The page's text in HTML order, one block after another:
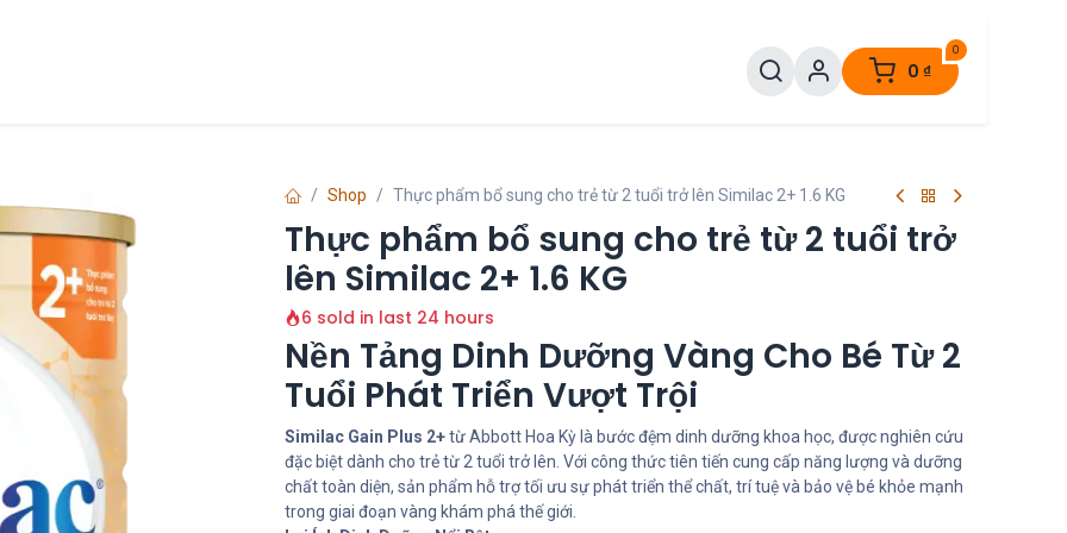
0
0 ₫
Shop Thực phẩm bổ sung cho trẻ từ 2 tuổi trở lên Similac 2+ 1.6 KG
Thực phẩm bổ sung cho trẻ từ 2 tuổi trở
lên Similac 2+ 1.6 KG
6 sold in last 24 hours
Nền Tảng Dinh Dưỡng Vàng Cho Bé Từ 2
Tuổi Phát Triển Vượt Trội
Similac Gain Plus 2+từ Abbott Hoa Kỳ là bước đệm dinh dưỡng khoa học, được nghiên cứu
đặc biệt dành cho trẻ từ 2 tuổi trở lên. Với công thức tiên tiến cung cấp năng lượng và dưỡng
chất toàn diện, sản phẩm hỗ trợ tối ưu sự phát triển thể chất, trí tuệ và bảo vệ bé khỏe mạnh
trong giai đoạn vàng khám phá thế giới.